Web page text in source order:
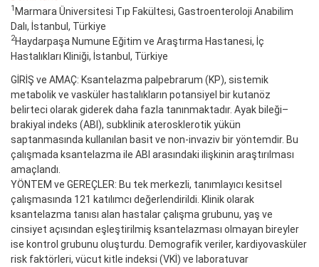
1 Marmara Üniversitesi Tıp Fakültesi, Gastroenteroloji Anabilim
Dalı, İstanbul, Türkiye
2Haydarpaşa Numune Eğitim ve Araştırma Hastanesi, İç
Hastalıkları Kliniği, İstanbul, Türkiye
GİRİŞ ve AMAÇ: Ksantelazma palpebrarum (KP), sistemik
metabolik ve vasküler hastalıkların potansiyel bir kutanöz
belirteci olarak giderek daha fazla tanınmaktadır. Ayak bileği–
brakiyal indeks (ABI), subklinik aterosklerotik yükün
saptanmasında kullanılan basit ve non-invaziv bir yöntemdir. Bu
çalışmada ksantelazma ile ABI arasındaki ilişkinin araştırılması
amaçlandı.
YÖNTEM ve GEREÇLER: Bu tek merkezli, tanımlayıcı kesitsel
çalışmasında 121 katılımcı değerlendirildi. Klinik olarak
ksantelazma tanısı alan hastalar çalışma grubunu, yaş ve
cinsiyet açısından eşleştirilmiş ksantelazması olmayan bireyler
ise kontrol grubunu oluşturdu. Demografik veriler, kardiyovasküler
risk faktörleri, vücut kitle indeksi (VKİ) ve laboratuvar